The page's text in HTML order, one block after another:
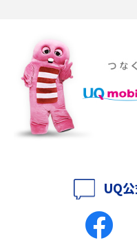
iPhone 16eとiPhone SE（第3
て解説
iPhone 16eとiPhone 14を徹底
紹介
iPhone 16とiPhone 15の違いは
iPhoneの機種変更のやり方は
UQ